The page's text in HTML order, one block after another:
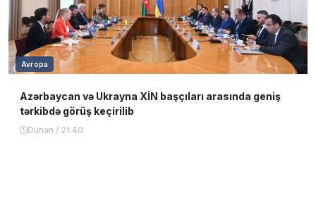
Avropa
Azərbaycan və Ukrayna XİN başçıları arasında geniş
tərkibdə görüş keçirilib
Dünən / 21:40